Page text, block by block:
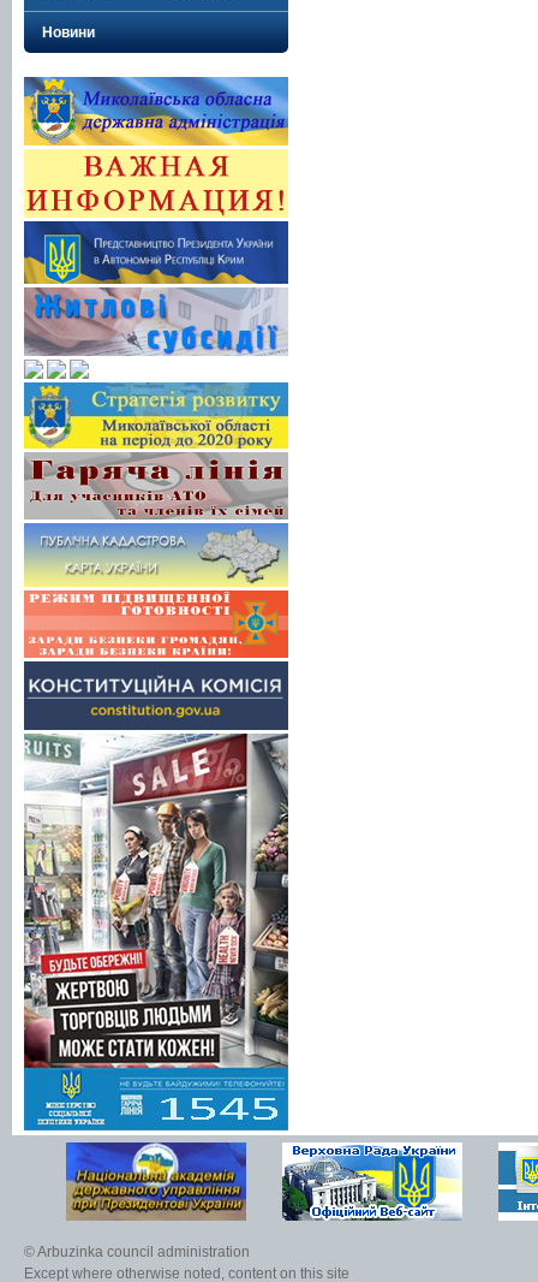
Новини
© Arbuzinka council administration
Except where otherwise noted, content on this site